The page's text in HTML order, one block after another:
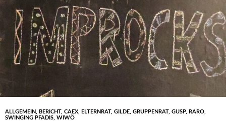
ALLGEMEIN BERICHT, CAEX ELTERNRAT, GILDE GRUPPENRAT, GUSP, RARO
SWINGING PFADIS WIWÖ